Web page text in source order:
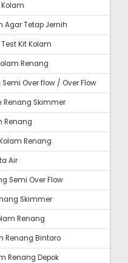
Agar Tetap Jernih
Kit Kolam
Renang
Over flow / Over Flow
Renang Skimmer
Renang
Renang
Air
Semi Over Flow
Skimmer
Renang
Renang Bintaro
Renang Depok